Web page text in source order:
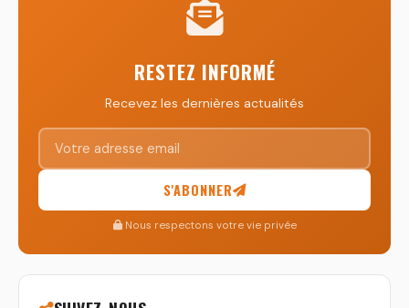
RESTEZ INFORMÉ
Recevez les dernières actualités
S'ABONNER
Nous respectons votre vie privée